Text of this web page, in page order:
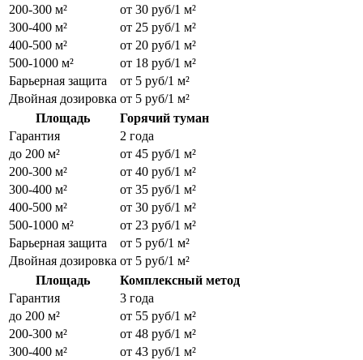
200-300 м²
от 30 руб/1 м²
300-400 м²
от 25 руб/1 м²
400-500 м²
от 20 руб/1 м²
500-1000 м²
от 18 руб/1 м²
Барьерная защита
от 5 руб/1 м²
Двойная дозировка от 5 руб/1 м²
Площадь
Горячий туман
Гарантия
2 года
до 200 м²
от 45 руб/1 м²
200-300 м²
от 40 руб/1 м²
300-400 м²
от 35 руб/1 м²
400-500 м²
от 30 руб/1 м²
500-1000 м²
от 23 руб/1 м²
Барьерная защита
от 5 руб/1 м²
Двойная дозировка от 5 руб/1 м²
Площадь
Комплексный метод
Гарантия
3 года
до 200 м²
от 55 руб/1 м²
200-300 м²
от 48 руб/1 м²
300-400 м²
от 43 руб/1 м²